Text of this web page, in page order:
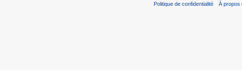
Politique de confidentialité À propos